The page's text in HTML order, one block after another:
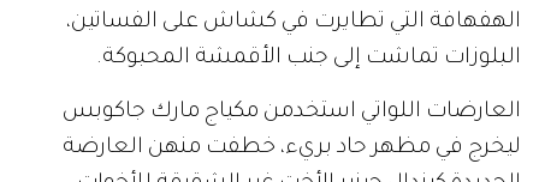
الهفهافة التي تطايرت في كشاش على الفساتين،
البلوزات تماشت إلى جنب الأقمشة المحبوكة.
العارضات اللواتي استخدمن مكياج مارك جاكوبس
ليخرج في مظهر حاد بريء، خطفت منهن العارضة